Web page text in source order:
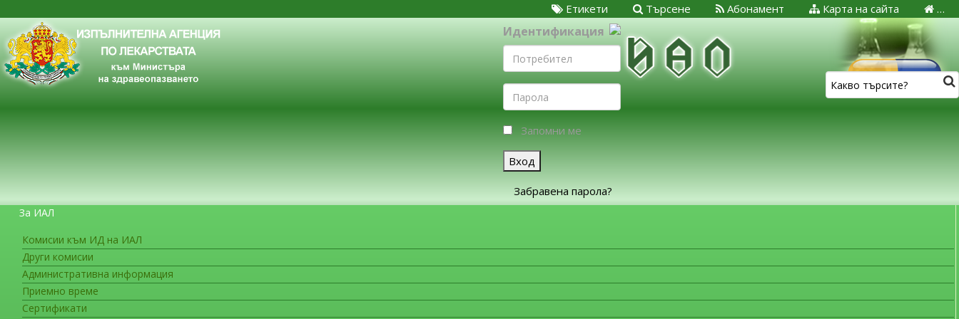
…
Карта на сайта
Абонамент
Търсене
Етикети
Идентификация
Запомни ме
Вход
Забравена парола?
За ИАЛ
Комисии към ИД на ИАЛ
Други комисии
Административна информация
Приемно време
Сертификати
ЗА ГРАЖДАНИТЕ